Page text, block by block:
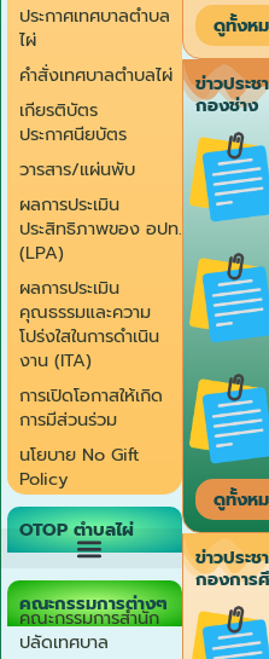
ประกาศเทศบาลตำบล
ไผ่
คำสั่งเทศบาลตำบลไผ่
เกียรติบัตร
ประกาศนียบัตร
วารสาร/แผ่นพับ
ผลการประเมิน
ประสิทธิภาพของ อปท.
(LPA)
ผลการประเมิน
คุณธรรมและความ
โปร่งใสในการดำเนิน
งาน (ITA)
การเปิดโอกาสให้เกิด
การมีส่วนร่วม
นโยบาย No Gift
Policy
OTOP ตำบลไผ่
คณะกรรมการต่างๆ
คณะกรรมการสำนัก
ปลัดเทศบาล
ดูทั้งห
ข่าวประ
กองช่าง
ดูทั้งห
ข่าวประ
กองการ